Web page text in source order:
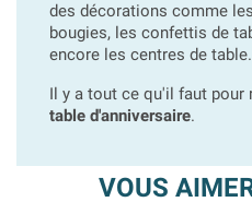
des décorations comme
bougies, les confettis de
encore les centres de table.
Il y a tout ce qu'il faut pour
table d'anniversaire.
VOUS